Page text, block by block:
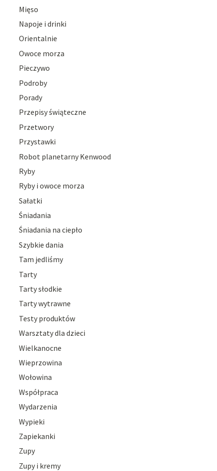
Mięso
Napoje i drinki
Orientalnie
Owoce morza
Pieczywo
Podroby
Porady
Przepisy świąteczne
Przetwory
Przystawki
Robot planetarny Kenwood
Ryby
Ryby i owoce morza
Sałatki
Śniadania
Śniadania na ciepło
Szybkie dania
Tam jedliśmy
Tarty
Tarty słodkie
Tarty wytrawne
Testy produktów
Warsztaty dla dzieci
Wielkanocne
Wieprzowina
Wołowina
Współpraca
Wydarzenia
Wypieki
Zapiekanki
Zupy
Zupy i kremy